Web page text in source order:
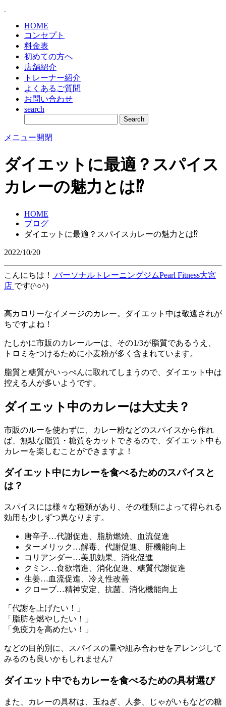
HOME
コンセプト
料金表
初めての方へ
店舗紹介
トレーナー紹介
よくあるご質問
お問い合わせ
search
メニュー開閉
ダイエットに最適？スパイス
カレーの魅力とは⁉
HOME
ブログ
ダイエットに最適？スパイスカレーの魅力とは⁉
2022/10/20
こんにちは！
パーソナルトレーニングジムPearl Fitness大宮
店 です(^○^)
高カロリーなイメージのカレー。ダイエット中は敬遠されが
ちですよね！
たしかに市販のカレールーは、その1/3が脂質であるうえ、
トロミをつけるために小麦粉が多く含まれています。
脂質と糖質がいっぺんに取れてしまうので、ダイエット中は
控える人が多いようです。
ダイエット中のカレーは大丈夫？
市販のルーを使わずに、カレー粉などのスパイスから作れ
ば、無駄な脂質・糖質をカットできるので、ダイエット中も
カレーを楽しむことができますよ！
ダイエット中にカレーを食べるためのスパイスと
は？
スパイスには様々な種類があり、その種類によって得られる
効用も少しずつ異なります。
唐辛子…代謝促進、脂肪燃焼、血流促進
ターメリック…解毒、代謝促進、肝機能向上
コリアンダー…美肌効果、消化促進
クミン…食欲増進、消化促進、糖質代謝促進
生姜…血流促進、冷え性改善
クローブ…精神安定、抗菌、消化機能向上
「代謝を上げたい！」
「脂肪を燃やしたい！」
「免疫力を高めたい！」
などの目的別に、スパイスの量や組み合わせをアレンジして
みるのも良いかもしれません?
ダイエット中でもカレーを食べるための具材選び
また、カレーの具材は、玉ねぎ、人参、じゃがいもなどの糖